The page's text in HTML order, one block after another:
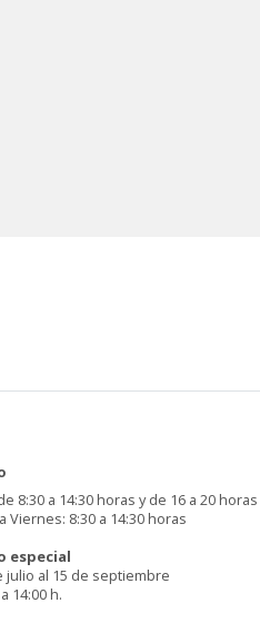
8:30 a 14:30 horas y de 16 a 20 horas
Viernes: 8:30 a 14:30 horas
especial
julio al 15 de septiembre
14:00 h.